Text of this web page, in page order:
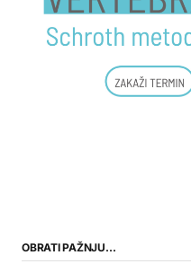
OBRATI PAŽNJU…